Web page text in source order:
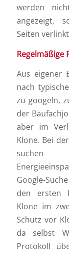
werden
angezeigt,
Seiten
Regelmäßige
Aus eigener
nach
zu googeln,
der
aber im
Klone. Bei
Google-
den ersten
Klone im
Schutz vor
da selbst
Protokoll